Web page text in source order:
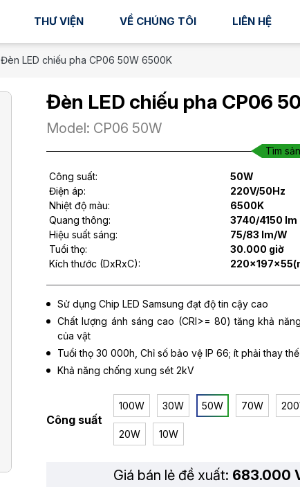
THƯ VIỆN VỀ CHÚNG TÔI LIÊN HỆ
Đèn LED chiếu pha CP06 50W 6500K
Đèn LED chiếu pha CP06
Model: CP06 50W
Tìm
Công suất:
50W
Điện áp:
220V/50Hz
Nhiệt độ màu:
6500K
Quang thông:
3740/4150 lm
Hiệu suất sáng:
75/83 lm/W
Tuổi thọ:
30.000 giờ
Kích thước (DxRxC):
Sử dụng Chip LED Samsung đạt độ tin cậy cao
Chất lượng ánh sáng cao (CRI>= 80) tăng khả
của vật
Tuổi thọ 30 000h, Chỉ số bảo vệ IP 66; ít phải thay
Khả năng chống xung sét 2kV
Công suất
100W 30W 50W 70W
20W 10W
Giá bán lẻ đề xuất: 683.000